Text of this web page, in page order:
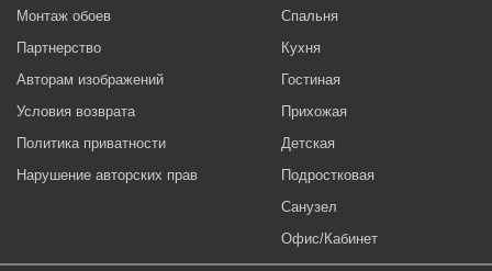
Монтаж обоев
Партнерство
Авторам изображений
Условия возврата
Политика приватности
Нарушение авторских прав
Спальня
Кухня
Гостиная
Прихожая
Детская
Подростковая
Санузел
Офис/Кабинет